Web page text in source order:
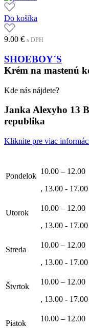
Do košíka
9.00 € s DPH
SHOEBOY´S
Krém na mastenú
Kde nás nájdete?
Janka Alexyho 13
republika
Kliknite pre viac
Pondelok
10.00 – 12.00
, 13.00 - 17.00
Utorok
10.00 – 12.00
, 13.00 - 17.00
Streda
10.00 – 12.00
, 13.00 - 17.00
Štvrtok
10.00 – 12.00
, 13.00 - 17.00
Piatok
10.00 – 12.00